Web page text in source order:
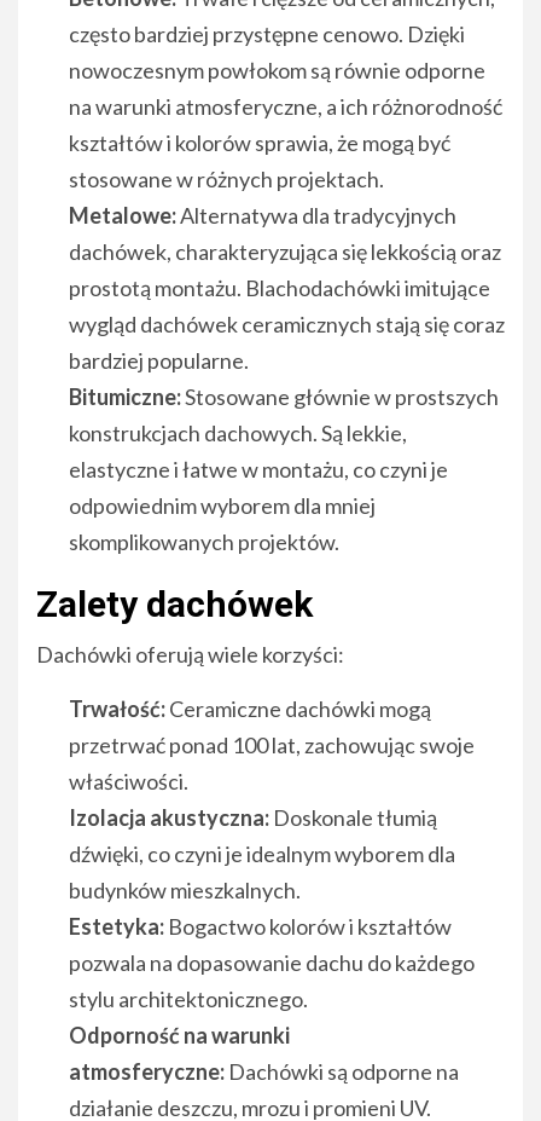
często bardziej przystępne cenowo. Dzięki
nowoczesnym powłokom są równie odporne
na warunki atmosferyczne, a ich różnorodność
kształtów i kolorów sprawia, że mogą być
stosowane w różnych projektach.
Metalowe:Alternatywa dla tradycyjnych
dachówek, charakteryzująca się lekkością oraz
prostotą montażu. Blachodachówki imitujące
wygląd dachówek ceramicznych stają się coraz
bardziej popularne.
Bitumiczne:Stosowane głównie w prostszych
konstrukcjach dachowych. Są lekkie,
elastyczne i łatwe w montażu, co czyni je
odpowiednim wyborem dla mniej
skomplikowanych projektów.
Zalety dachówek
Dachówki oferują wiele korzyści:
Trwałość:Ceramiczne dachówki mogą
przetrwać ponad 100 lat, zachowując swoje
właściwości.
Izolacja akustyczna: Doskonale tłumią
dźwięki, co czyni je idealnym wyborem dla
budynków mieszkalnych.
Estetyka: Bogactwo kolorów i kształtów
pozwala na dopasowanie dachu do każdego
stylu architektonicznego.
Odporność na warunki
atmosferyczne: Dachówki są odporne na
działanie deszczu, mrozu i promieni UV.